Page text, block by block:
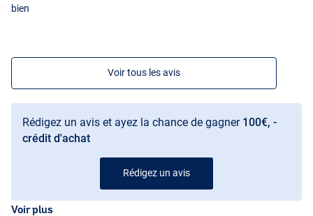
bien
Voir tous les avis
Rédigez un avis et ayez la chance de gagner 100€, -
crédit d'achat
Rédigez un avis
Voir plus